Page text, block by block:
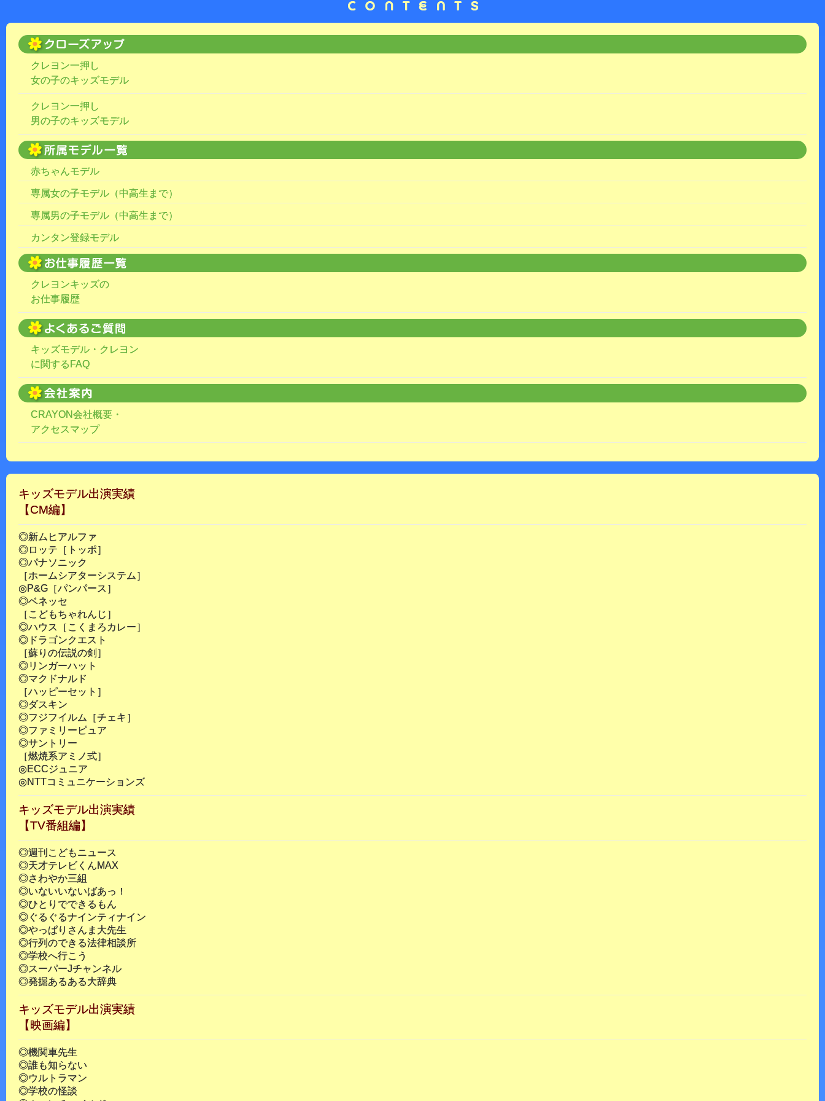
クレヨン一押し
女の子のキッズモデル
クレヨン一押し
男の子のキッズモデル
赤ちゃんモデル
専属女の子モデル（中高生まで）
専属男の子モデル（中高生まで）
カンタン登録モデル
クレヨンキッズの
お仕事履歴
キッズモデル・クレヨン
に関するFAQ
CRAYON会社概要・
アクセスマップ
キッズモデル出演実績
【CM編】
◎新ムヒアルファ
◎ロッテ［トッポ］
◎パナソニック
［ホームシアターシステム］
◎P&G［パンパース］
◎ベネッセ
［こどもちゃれんじ］
◎ハウス［こくまろカレー］
◎ドラゴンクエスト
［蘇りの伝説の剣］
◎リンガーハット
◎マクドナルド
［ハッピーセット］
◎ダスキン
◎フジフイルム［チェキ］
◎ファミリーピュア
◎サントリー
［燃焼系アミノ式］
◎ECCジュニア
◎NTTコミュニケーションズ
キッズモデル出演実績
【TV番組編】
◎週刊こどもニュース
◎天才テレビくんMAX
◎さわやか三組
◎いないいないばあっ！
◎ひとりでできるもん
◎ぐるぐるナインティナイン
◎やっぱりさんま大先生
◎行列のできる法律相談所
◎学校へ行こう
◎スーパーJチャンネル
◎発掘あるある大辞典
キッズモデル出演実績
【映画編】
◎機関車先生
◎誰も知らない
◎ウルトラマン
◎学校の怪談